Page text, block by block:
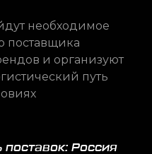
необходимое
поставщика
и организуют
путь
Россия